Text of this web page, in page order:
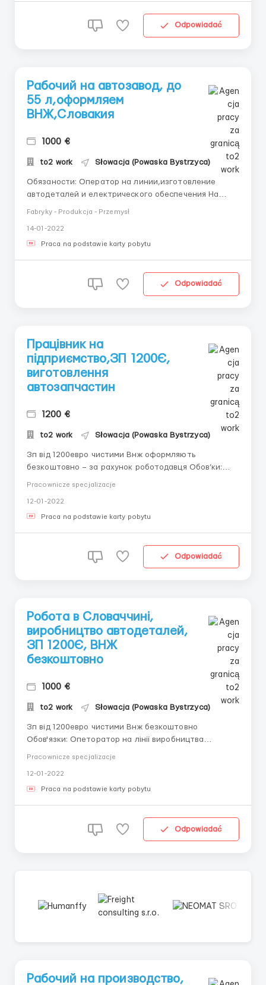
Odpowiadać
Рабочий на автозавод, до
55 л,оформляем
ВНЖ,Словакия
1000 €
to2 work Słowacja (Powaska Bystrzyca)
Обязаности: Оператор на линии,изготовление
автодеталей и електрического обеспечения На
апостелем (Поможем сделать в краткое время за
отдельную плату) Возраст: до 55 лет Оплата: 4Є,
Fabryky - Produkcja - Przemysł
14-01-2022
Praca na podstawie karty pobytu
Odpowiadać
Працівник на
підприємство,ЗП 1200Є,
виготовлення
автозапчастин
1200 €
to2 work Słowacja (Powaska Bystrzyca)
Зп від 1200евро чистими Внж оформляють
безкоштовно – за рахунок роботодавця Обов’ки:
обмоток, та виробів з нього. Контроль якості.
Оплата: 6евро в годину,+ бонуси
Pracownicze specjalizacje
12-01-2022
Praca na podstawie karty pobytu
Odpowiadać
Робота в Словаччині,
виробництво автодеталей,
ЗП 1200Є, ВНЖ
безкоштовно
1000 €
to2 work Słowacja (Powaska Bystrzyca)
Зп від 1200евро чистими Внж безкоштовно
Обов'язки: Опеторатор на лінії виробництва
збірка деталей. На фабриці тепло,19 градусів.
Оплата: 4,5 евро в годину. Зміни:ранок,день,ніч по
Pracownicze specjalizacje
12-01-2022
Praca na podstawie karty pobytu
Odpowiadać
Рабочий на производство,